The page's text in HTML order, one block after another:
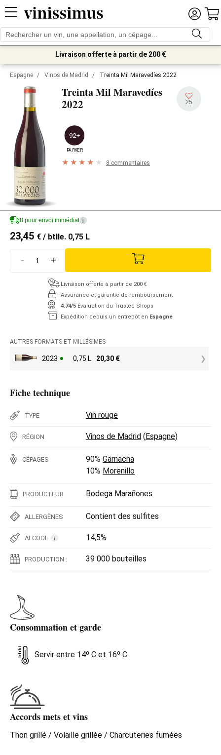
Livraison offerte à partir de 200 €
Espagne / Vinos de Madrid / Treinta Mil Maravedíes 2022
Treinta Mil Maravedíes
2022 25
92+
PARKER
8 commentaires
8 pour envoi immédiat i
23,45 € / btlle. 0,75 L
- +
Livraison offerte à partir de 200 €
Assurance et garantie de remboursement
4.74/5 Évaluation du Trusted Shops
Expédition depuis un entrepôt en Espagne
AUTRES FORMATS ET MILLÉSIMES
2023 0,75 L 20,30 €
Fiche technique
TYPE Vin rouge
RÉGION Vinos de Madrid (Espagne)
CÉPAGES 90% Garnacha
10% Morenillo
PRODUCTEUR Bodega Marañones
ALLERGÈNES Contient des sulfites
ALCOOL i 14,5%
PRODUCTION : 39 000 bouteilles
Consommation et garde
Servir entre 14º C et 16º C
Accords mets et vins
Thon grillé / Volaille grillée / Charcuteries fumées